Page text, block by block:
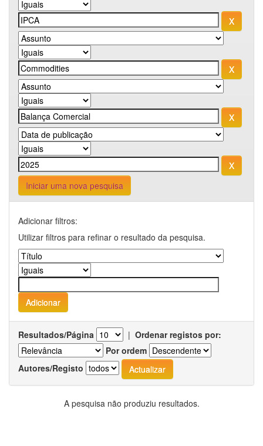
Iniciar uma nova pesquisa
Adicionar filtros:
Utilizar filtros para refinar o resultado da pesquisa.
Resultados/Página | Ordenar registos por:
Por ordem
Autores/Registo
A pesquisa não produziu resultados.